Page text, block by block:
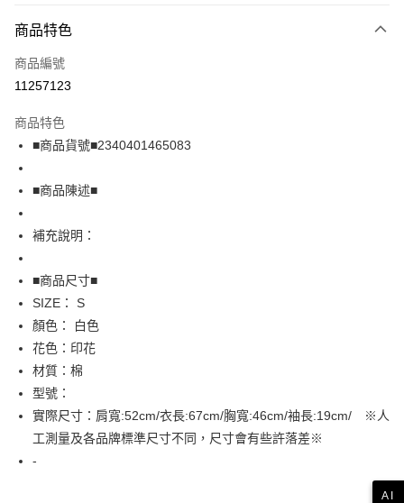
信用卡一次付款
超商取貨付款
Apple Pay
街口支付
全盈+PAY
AFTEE先享後付
相關說明
【關於「AFTEE先享後付」】
AFTEE先享後付是「在收到商品之後才付款」的支付方式。 讓您購物簡單
便利好安心！
１．簡單：不需註冊會員、不需綁卡、不需儲值。
３．安心：先確認商品／服務後，再付款。
【「AFTEE先享後付」結帳流程】
１．於結帳方式選擇「AFTEE先享後付」後，將跳轉至「AFTEE先享後付」
結帳頁面，進行簡訊認證並確認金額後，即可完成結帳。
運送方式
全家取貨付款
免運費
商品特色
商品編號
11257123
商品特色
■商品貨號■2340401465083
■商品陳述■
補充說明：
■商品尺寸■
SIZE： S
顏色： 白色
花色：印花
材質：棉
型號：
實際尺寸：肩寬:52cm/衣長:67cm/胸寬:46cm/袖長:19cm/ ※人
工測量及各品牌標準尺寸不同，尺寸會有些許落差※
-
AI